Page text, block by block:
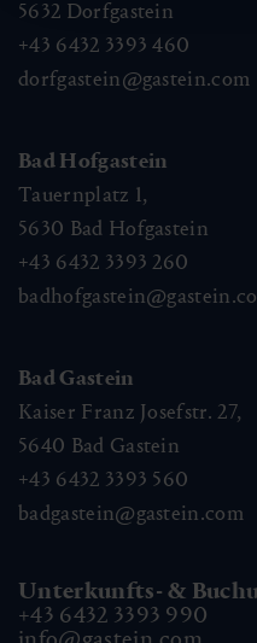
5632 Dorfgastein
+43 6432 3393 460
dorfgastein@gastein.com
Bad Hofgastein
Tauernplatz 1,
5630 Bad Hofgastein
+43 6432 3393 260
Bad Gastein
Kaiser Franz Josefstr. 27,
5640 Bad Gastein
+43 6432 3393 560
badgastein@gastein.com
Unterkunfts- &
+43 6432 3393 990